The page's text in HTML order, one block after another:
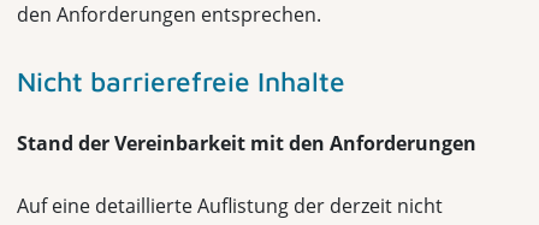
den Anforderungen entsprechen.
Nicht barrierefreie Inhalte
Stand der Vereinbarkeit mit den Anforderungen
Auf eine detaillierte Auflistung der derzeit nicht